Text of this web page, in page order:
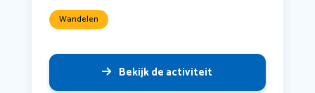
Wandelen
Bekijk de activiteit